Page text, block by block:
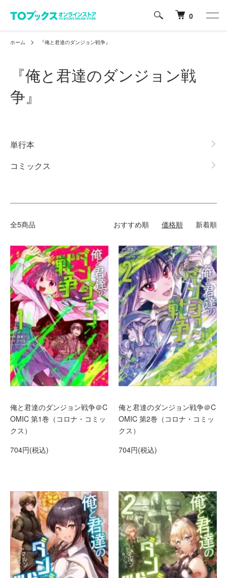
0
ホーム 『俺と君達のダンジョン戦争』
『俺と君達のダンジョン戦
争』
単行本
コミックス
全5商品 おすすめ順 価格順 新着順
俺と君達のダンジョン戦争＠C
OMIC 第1巻（コロナ・コミッ
クス）
704円(税込)
俺と君達のダンジョン戦争＠C
OMIC 第2巻（コロナ・コミッ
クス）
704円(税込)